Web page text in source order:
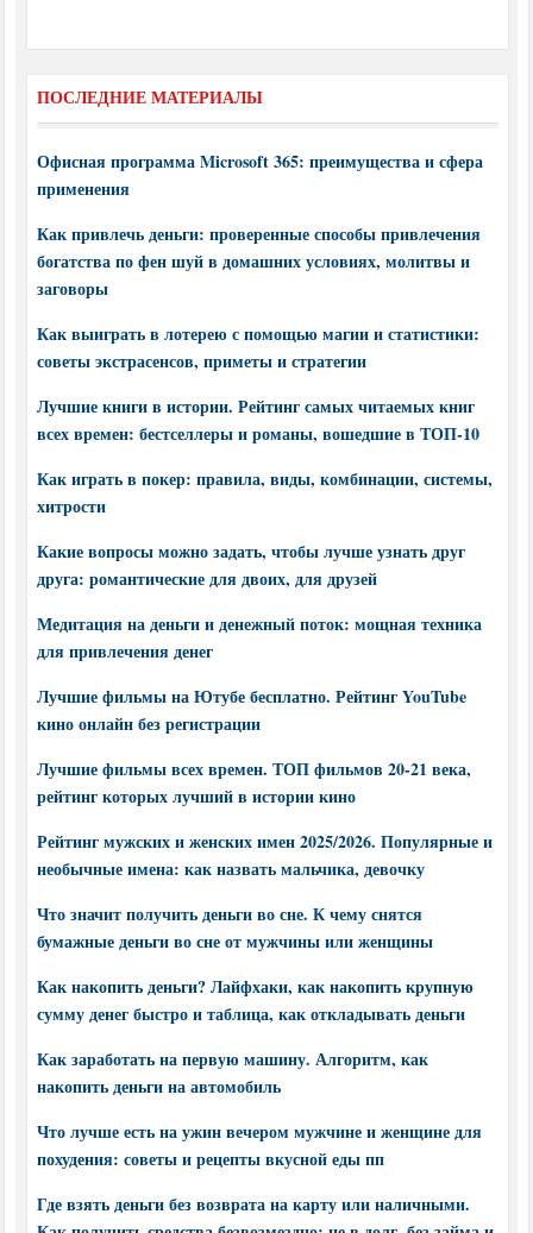
ПОСЛЕДНИЕ МАТЕРИАЛЫ
Офисная программа Microsoft 365: преимущества и сфера
применения
Как привлечь деньги: проверенные способы привлечения
богатства по фен шуй в домашних условиях, молитвы и
заговоры
Как выиграть в лотерею с помощью магии и статистики:
советы экстрасенсов, приметы и стратегии
Лучшие книги в истории. Рейтинг самых читаемых книг
всех времен: бестселлеры и романы, вошедшие в ТОП-10
Как играть в покер: правила, виды, комбинации, системы,
хитрости
Какие вопросы можно задать, чтобы лучше узнать друг
друга: романтические для двоих, для друзей
Медитация на деньги и денежный поток: мощная техника
для привлечения денег
Лучшие фильмы на Ютубе бесплатно. Рейтинг YouTube
кино онлайн без регистрации
Лучшие фильмы всех времен. ТОП фильмов 20-21 века,
рейтинг которых лучший в истории кино
Рейтинг мужских и женских имен 2025/2026. Популярные и
необычные имена: как назвать мальчика, девочку
Что значит получить деньги во сне. К чему снятся
бумажные деньги во сне от мужчины или женщины
Как накопить деньги? Лайфхаки, как накопить крупную
сумму денег быстро и таблица, как откладывать деньги
Как заработать на первую машину. Алгоритм, как
накопить деньги на автомобиль
Что лучше есть на ужин вечером мужчине и женщине для
похудения: советы и рецепты вкусной еды пп
Где взять деньги без возврата на карту или наличными.